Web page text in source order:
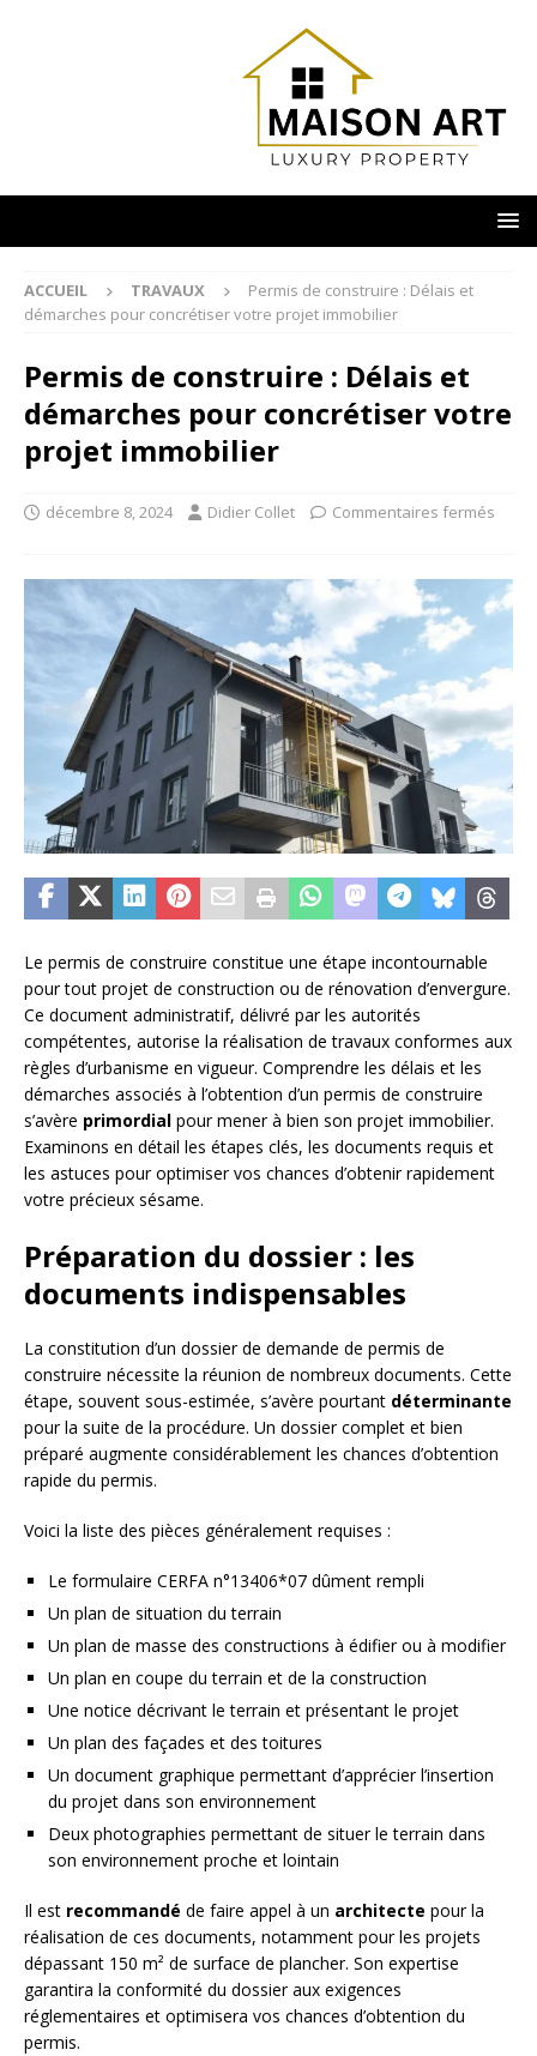
ACCUEIL TRAVAUX
Permis de construire : Délais et
démarches pour concrétiser votre projet immobilier
Permis de construire : Délais et
démarches pour concrétiser votre
projet immobilier
décembre 8, 2024 Didier Collet Commentaires fermés
Le permis de construire constitue une étape incontournable
pour tout projet de construction ou de rénovation d’envergure.
Ce document administratif, délivré par les autorités
compétentes, autorise la réalisation de travaux conformes aux
règles d’urbanisme en vigueur. Comprendre les délais et les
démarches associés à l’obtention d’un permis de construire
s’avère primordial pour mener à bien son projet immobilier.
Examinons en détail les étapes clés, les documents requis et
les astuces pour optimiser vos chances d’obtenir rapidement
votre précieux sésame.
Préparation du dossier : les
documents indispensables
La constitution d’un dossier de demande de permis de
construire nécessite la réunion de nombreux documents. Cette
étape, souvent sous-estimée, s’avère pourtant déterminante
pour la suite de la procédure. Un dossier complet et bien
préparé augmente considérablement les chances d’obtention
rapide du permis.
Voici la liste des pièces généralement requises :
Le formulaire CERFA n°13406*07 dûment rempli
Un plan de situation du terrain
Un plan de masse des constructions à édifier ou à modifier
Un plan en coupe du terrain et de la construction
Une notice décrivant le terrain et présentant le projet
Un plan des façades et des toitures
Un document graphique permettant d’apprécier l’insertion
du projet dans son environnement
Deux photographies permettant de situer le terrain dans
son environnement proche et lointain
Il est recommandé de faire appel à un architecte pour la
réalisation de ces documents, notamment pour les projets
dépassant 150 m² de surface de plancher. Son expertise
garantira la conformité du dossier aux exigences
réglementaires et optimisera vos chances d’obtention du
permis.